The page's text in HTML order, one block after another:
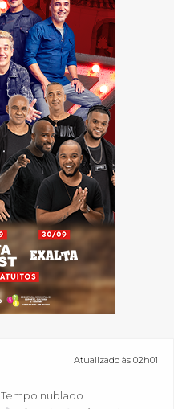
Atualizado às 02h01
Tempo nublado